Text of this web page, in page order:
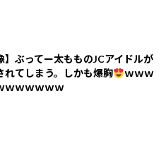
】ぶってー太もものJCアイドルが
れてしまう。しかも爆胸
ｗｗｗ
ｗｗｗｗｗｗ